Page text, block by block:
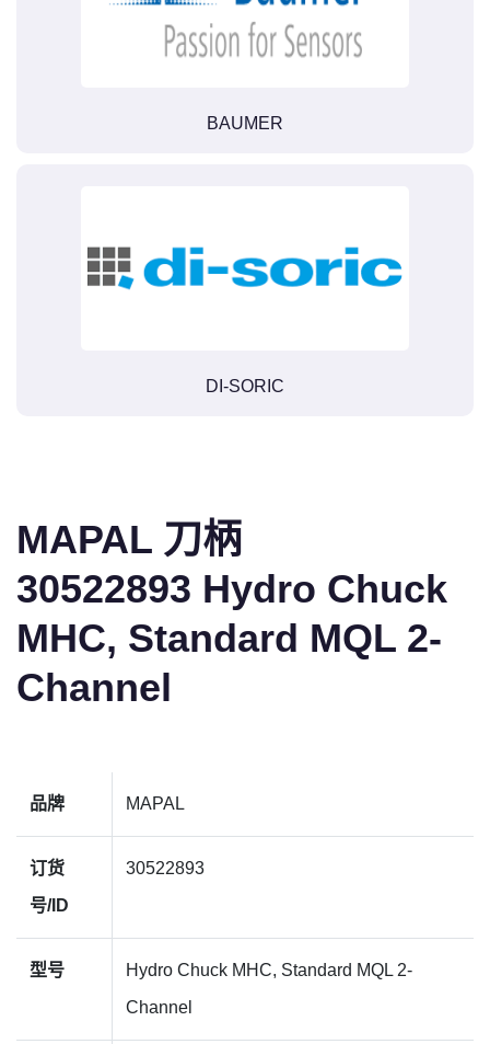
BAUMER
DI-SORIC
MAPAL 刀柄
30522893 Hydro Chuck
MHC, Standard MQL 2-
Channel
品牌 MAPAL
订货
号/ID
30522893
型号
Hydro Chuck MHC, Standard MQL 2-
Channel